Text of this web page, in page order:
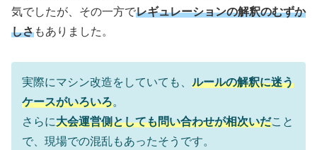
気でしたが、その一方でレギュレーションの解釈のむずか
しさもありました。
実際にマシン改造をしていても、 ルールの解釈に迷う
ケースがいろいろ。
さらに大会運営側としても問い合わせが相次いだこと
で、現場での混乱もあったそうです。